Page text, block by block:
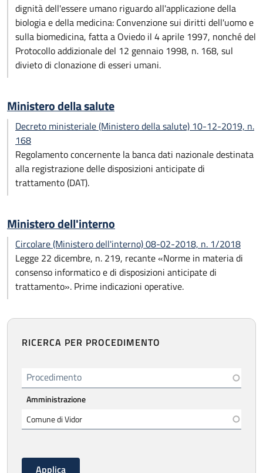
dignità dell'essere umano riguardo all'applicazione della
biologia e della medicina: Convenzione sui diritti dell'uomo e
sulla biomedicina, fatta a Oviedo il 4 aprile 1997, nonché del
Protocollo addizionale del 12 gennaio 1998, n. 168, sul
divieto di clonazione di esseri umani.
Ministero della salute
Decreto ministeriale (Ministero della salute) 10-12-2019, n.
168
Regolamento concernente la banca dati nazionale destinata
alla registrazione delle disposizioni anticipate di
trattamento (DAT).
Ministero dell'interno
Circolare (Ministero dell'interno) 08-02-2018, n. 1/2018
Legge 22 dicembre, n. 219, recante «Norme in materia di
consenso informatico e di disposizioni anticipate di
trattamento». Prime indicazioni operative.
RICERCA PER PROCEDIMENTO
Procedimento
Amministrazione